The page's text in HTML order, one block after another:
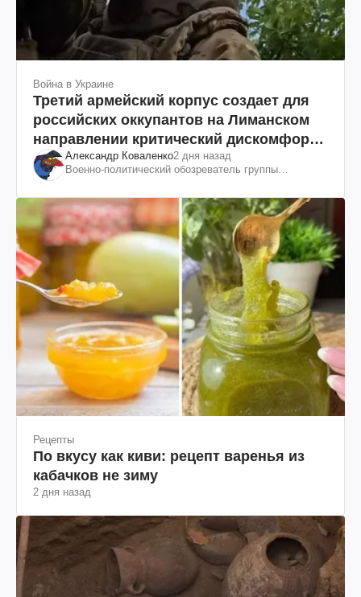
Война в Украине
Третий армейский корпус создает для
российских оккупантов на Лиманском
направлении критический дискомфорт:
как это удалось
Александр Коваленко2 дня назад
Военно-политический обозреватель группы
Рецепты
По вкусу как киви: рецепт варенья из
кабачков не зиму
2 дня назад